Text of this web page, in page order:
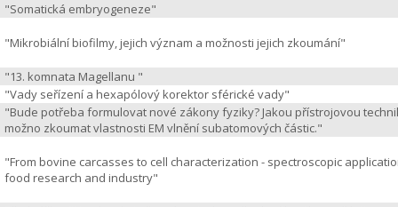
"Somatická embryogeneze"
"Mikrobiální biofilmy, jejich význam a možnosti jejich zkoumání"
"13. komnata Magellanu "
"Vady seřízení a hexapólový korektor sférické vady"
"Bude potřeba formulovat nové zákony fyziky? Jakou přístrojovou
možno zkoumat vlastnosti EM vlnění subatomových částic."
"From bovine carcasses to cell characterization - spectroscopic
food research and industry"